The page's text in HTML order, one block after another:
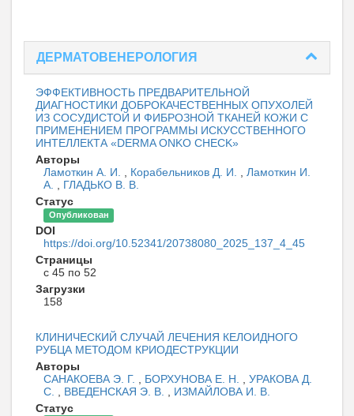
ДЕРМАТОВЕНЕРОЛОГИЯ
ЭФФЕКТИВНОСТЬ ПРЕДВАРИТЕЛЬНОЙ
ДИАГНОСТИКИ ДОБРОКАЧЕСТВЕННЫХ ОПУХОЛЕЙ
ИЗ СОСУДИСТОЙ И ФИБРОЗНОЙ ТКАНЕЙ КОЖИ С
ПРИМЕНЕНИЕМ ПРОГРАММЫ ИСКУССТВЕННОГО
ИНТЕЛЛЕКТА «DERMA ONKO CHECK»
Авторы
Ламоткин А. И. , Корабельников Д. И. , Ламоткин И.
А. , ГЛАДЬКО В. В.
Статус
Опубликован
DOI
https://doi.org/10.52341/20738080_2025_137_4_45
Страницы
с 45 по 52
Загрузки
158
КЛИНИЧЕСКИЙ СЛУЧАЙ ЛЕЧЕНИЯ КЕЛОИДНОГО
РУБЦА МЕТОДОМ КРИОДЕСТРУКЦИИ
Авторы
САНАКОЕВА Э. Г. , БОРХУНОВА Е. Н. , УРАКОВА Д.
С. , ВВЕДЕНСКАЯ Э. В. , ИЗМАЙЛОВА И. В.
Статус